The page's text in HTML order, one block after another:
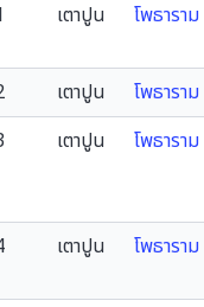
เตาปูน โพธาราม
เตาปูน โพธาราม
เตาปูน โพธาราม
เตาปูน โพธาราม